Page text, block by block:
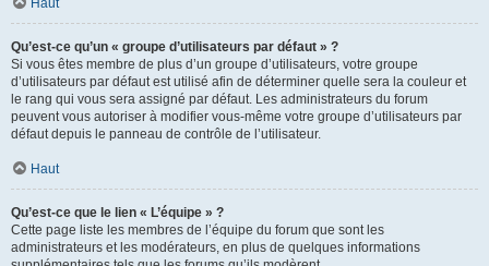
Haut
Qu’est-ce qu’un « groupe d’utilisateurs par défaut » ?
Si vous êtes membre de plus d’un groupe d’utilisateurs, votre groupe
d’utilisateurs par défaut est utilisé afin de déterminer quelle sera la couleur et
le rang qui vous sera assigné par défaut. Les administrateurs du forum
peuvent vous autoriser à modifier vous-même votre groupe d’utilisateurs par
défaut depuis le panneau de contrôle de l’utilisateur.
Haut
Qu’est-ce que le lien « L’équipe » ?
Cette page liste les membres de l’équipe du forum que sont les
administrateurs et les modérateurs, en plus de quelques informations